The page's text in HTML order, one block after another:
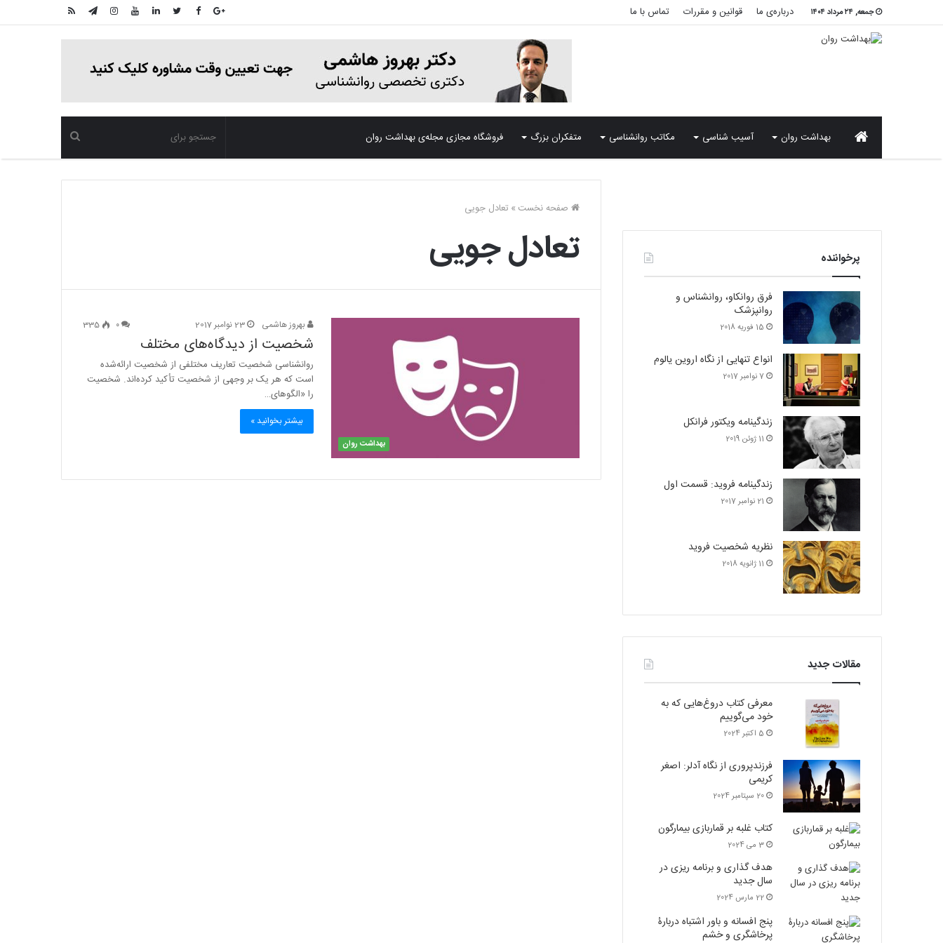
جمعه, ۲۴ مرداد ۱۴۰۴ درباره‌ی ما قوانین و مقررات تماس با ما
صفحه بهداشت روان آسیب شناسی مکاتب روانشناسی متفکران بزرگ فروشگاه مجازی مجله‌ی بهداشت روان
صفحه نخست » تعادل جویی
تعادل جویی
بهداشت روان
بهروز هاشمی 23 نوامبر 2017 335
شخصیت از دیدگاه‌های مختلف
روانشناسی شخصیت تعاریف مختلفی از شخصیت ارائه‌شده
است که هر یک بر وجهی از شخصیت تأکید کرده‌اند. شخصیت
را «الگوهای…
بیشتر بخوانید »
پرخواننده
فرق روانکاو، روانشناس و
روانپزشک
15 فوریه 2018
انواع تنهایی از نگاه اروین یالوم
7 نوامبر 2017
زندگینامه ویکتور فرانکل
11 ژوئن 2019
زندگینامه فروید: قسمت اول
21 نوامبر 2017
نظریه شخصیت فروید
11 ژانویه 2018
مقالات جدید
معرفی کتاب دروغ‌هایی که به
خود می‌گوییم
5 اکتبر 2024
فرزندپروری از نگاه آدلر: اصغر
کریمی
20 سپتامبر 2024
کتاب غلبه بر قماربازی بیمارگون
3 می 2024
هدف گذاری و برنامه‌ ریزی در
سال جدید
22 مارس 2024
پنج افسانه‌ و باور اشتباه دربارۀ
پرخاشگری و خشم